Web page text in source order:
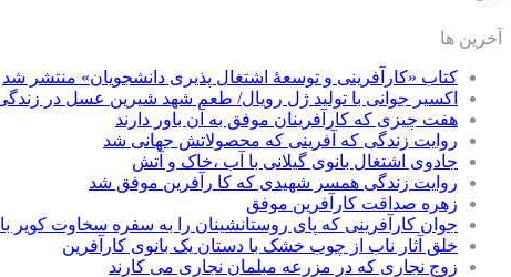
آخرین ها
کتاب «کارآفرینی و توسعۀ اشتغال پذیری دانشجویان» منتشر شد
اکسیر جوانی با تولید ژل رویال/ طعم شهد شیرین عسل‌ در
هفت چیزی که کارآفرینان موفق به آن باور دارند
روایت زندگی که آفرینی که محصولاتش جهانی شد
جادوی اشتغال بانوی گیلانی با آب ،خاک و آتش
روایت زندگی همسر شهیدی که کا رآفرین موفق شد
زهره صداقت کارآفرین موفق
جوان کارآفرینی که پای روستانشینان را به سفره سخاوت کویر
خلق آثار ناب از چوب خشک با دستان یک بانوی کارآفرین
زوج نجاری که در مزرعه مبلمان نجاری می کارند